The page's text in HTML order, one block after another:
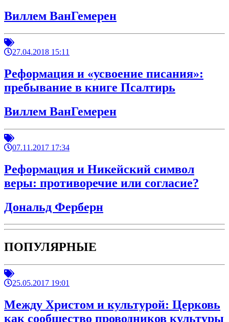
Виллем ВанГемерен
27.04.2018 15:11
Реформация и «усвоение писания»:
пребывание в книге Псалтирь
Виллем ВанГемерен
07.11.2017 17:34
Реформация и Никейский символ
веры: противоречие или согласие?
Дональд Ферберн
ПОПУЛЯРНЫЕ
25.05.2017 19:01
Между Христом и культурой: Церковь
как сообщество проводников культуры